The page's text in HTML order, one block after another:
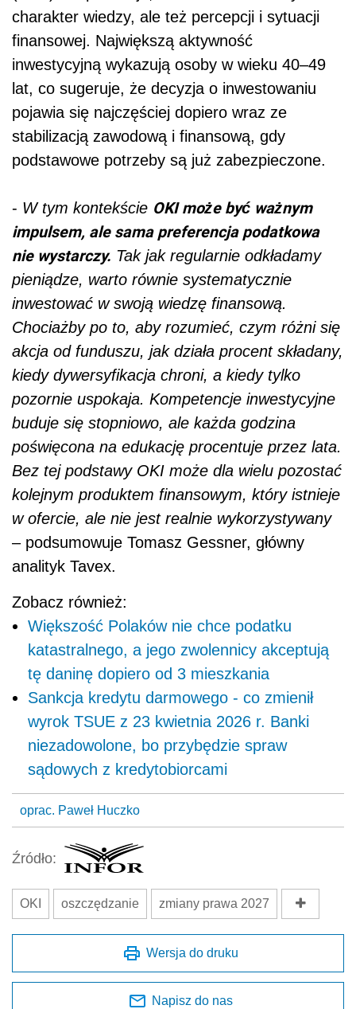
charakter wiedzy, ale też percepcji i sytuacji
finansowej. Największą aktywność
inwestycyjną wykazują osoby w wieku 40–49
lat, co sugeruje, że decyzja o inwestowaniu
pojawia się najczęściej dopiero wraz ze
stabilizacją zawodową i finansową, gdy
podstawowe potrzeby są już zabezpieczone.
- W tym kontekście OKI może być ważnym
impulsem, ale sama preferencja podatkowa
nie wystarczy. Tak jak regularnie odkładamy
pieniądze, warto równie systematycznie
inwestować w swoją wiedzę finansową.
Chociażby po to, aby rozumieć, czym różni się
akcja od funduszu, jak działa procent składany,
kiedy dywersyfikacja chroni, a kiedy tylko
pozornie uspokaja. Kompetencje inwestycyjne
buduje się stopniowo, ale każda godzina
poświęcona na edukację procentuje przez lata.
Bez tej podstawy OKI może dla wielu pozostać
kolejnym produktem finansowym, który istnieje
w ofercie, ale nie jest realnie wykorzystywany
– podsumowuje Tomasz Gessner, główny
analityk Tavex.
Zobacz również:
Większość Polaków nie chce podatku
katastralnego, a jego zwolennicy akceptują
tę daninę dopiero od 3 mieszkania
Sankcja kredytu darmowego - co zmienił
wyrok TSUE z 23 kwietnia 2026 r. Banki
niezadowolone, bo przybędzie spraw
sądowych z kredytobiorcami
oprac. Paweł Huczko
Źródło:
OKI oszczędzanie zmiany prawa 2027
Wersja do druku
Napisz do nas